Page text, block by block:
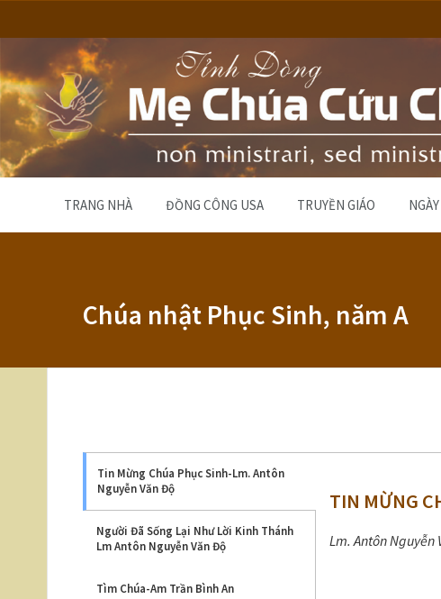
TRANG NHÀ ĐỒNG CÔNG USA TRUYỀN GIÁO
Chúa nhật Phục Sinh, năm A
Tin Mừng Chúa Phục Sinh-Lm. Antôn
Nguyễn Văn Độ
Người Đã Sống Lại Như Lời Kinh Thánh
Lm Antôn Nguyễn Văn Độ
Tìm Chúa-Am Trần Bình An
TIN MỪNG
Lm. Antôn Nguyễn